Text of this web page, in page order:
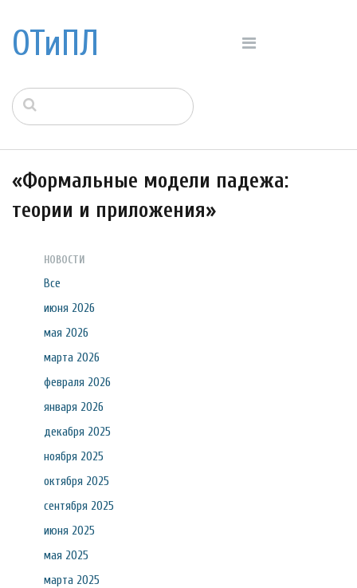
ОТиПЛ
«Формальные модели падежа:
теории и приложения»
НОВОСТИ
Все
июня 2026
мая 2026
марта 2026
февраля 2026
января 2026
декабря 2025
ноября 2025
октября 2025
сентября 2025
июня 2025
мая 2025
марта 2025